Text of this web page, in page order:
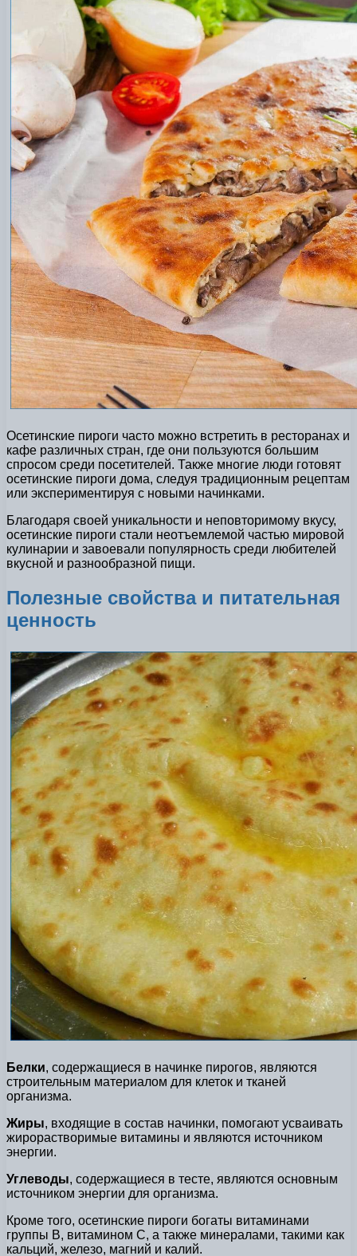
Осетинские пироги часто можно встретить в ресторанах и
кафе различных стран, где они пользуются большим
спросом среди посетителей. Также многие люди готовят
осетинские пироги дома, следуя традиционным рецептам
или экспериментируя с новыми начинками.
Благодаря своей уникальности и неповторимому вкусу,
осетинские пироги стали неотъемлемой частью мировой
кулинарии и завоевали популярность среди любителей
вкусной и разнообразной пищи.
Полезные свойства и питательная
ценность
Белки, содержащиеся в начинке пирогов, являются
строительным материалом для клеток и тканей
организма.
Жиры, входящие в состав начинки, помогают усваивать
жирорастворимые витамины и являются источником
энергии.
Углеводы, содержащиеся в тесте, являются основным
источником энергии для организма.
Кроме того, осетинские пироги богаты витаминами
группы B, витамином С, а также минералами, такими как
кальций, железо, магний и калий.